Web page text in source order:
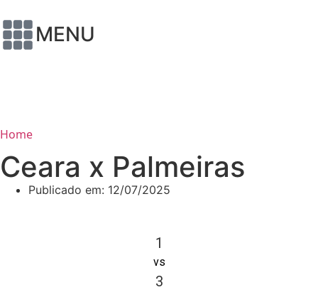
MENU
Home
Ceara x Palmeiras
Publicado em: 12/07/2025
1
vs
3